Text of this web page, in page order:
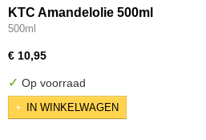
KTC Amandelolie 500ml
500ml
€ 10,95
✓ Op voorraad
IN WINKELWAGEN